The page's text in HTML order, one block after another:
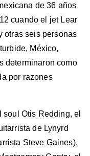
de 36 años
cuando el jet Lear
otras seis personas
México,
determinaron como
por razones
Otis Redding, el
de Lynyrd
Steve Gaines),